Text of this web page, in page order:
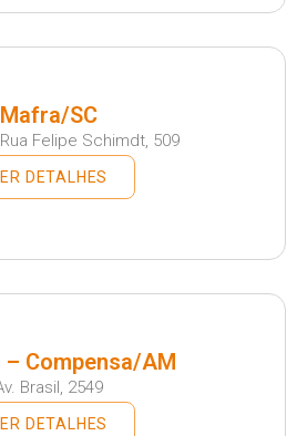
Mafra/SC
Felipe Schimdt, 509
DETALHES
– Compensa/AM
Brasil, 2549
DETALHES